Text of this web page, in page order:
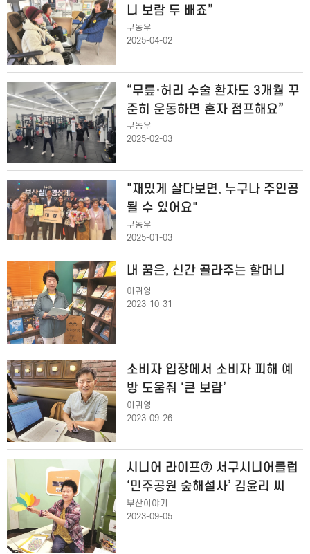
니 보람 두 배죠”
구동우
2025-04-02
“무릎·허리 수술 환자도 3개월 꾸
준히 운동하면 혼자 점프해요”
구동우
2025-02-03
"재밌게 살다보면, 누구나 주인공
될 수 있어요"
구동우
2025-01-03
내 꿈은, 신간 골라주는 할머니
이귀영
2023-10-31
소비자 입장에서 소비자 피해 예
방 도움줘 ‘큰 보람’
이귀영
2023-09-26
시니어 라이프⑦ 서구시니어클럽
‘민주공원 숲해설사’ 김윤리 씨
부산이야기
2023-09-05